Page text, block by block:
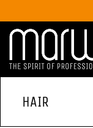
HAIR